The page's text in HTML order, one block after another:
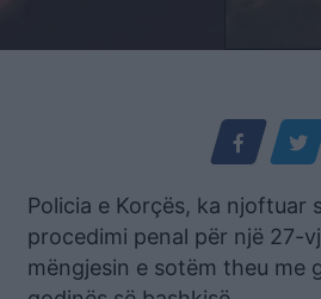
Policia e Korçës, ka njoftuar
procedimi penal për një 27-
mëngjesin e sotëm theu me